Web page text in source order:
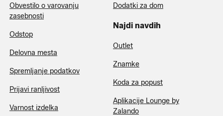
Obvestilo o varovanju
zasebnosti
Odstop
Delovna mesta
Spremljanje podatkov
Prijavi ranljivost
Varnost izdelka
Dodatki za dom
Najdi navdih
Outlet
Znamke
Koda za popust
Aplikacije Lounge by
Zalando